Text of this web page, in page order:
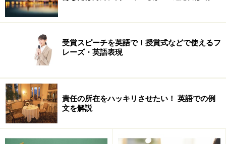
次に、「personal」という言葉の上手な使い方について
見ていきましょう！
英語での例文
受賞スピーチを英語で！授賞式などで使えるフ
レーズ・英語表現
責任の所在をハッキリさせたい！ 英語での例
文を解説